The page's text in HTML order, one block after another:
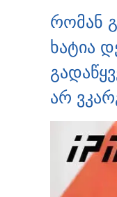
რომან
ხატია
არ